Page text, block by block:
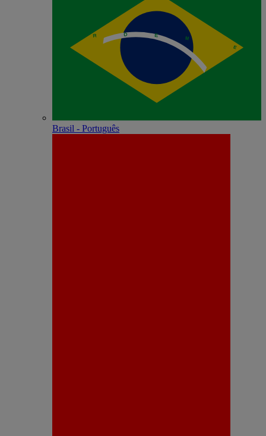
Brasil - Português